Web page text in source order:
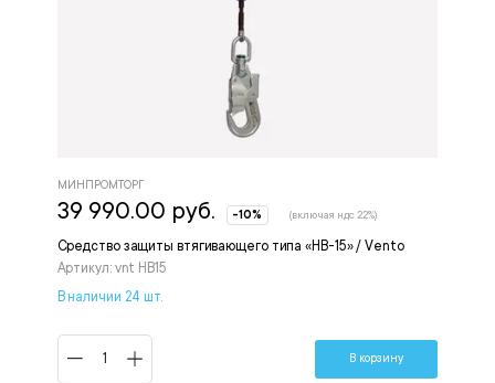
Средство защиты втягивающего типа «НВ-15» / Vento
Артикул: vnt HB15
МИНПРОМТОРГ
39 990.00 руб. -10% (включая ндс 22%)
В наличии 24 шт.
В корзину